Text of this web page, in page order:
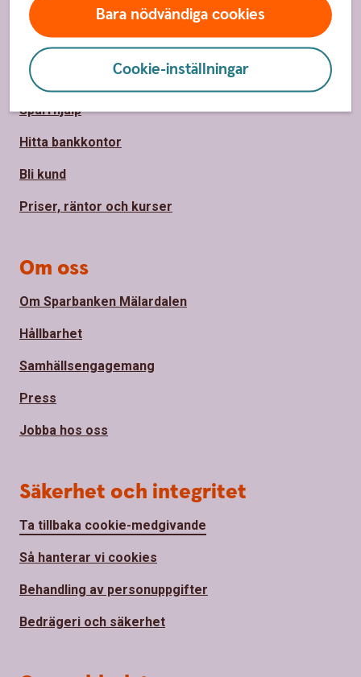
Bara nödvändiga cookies
Cookie-inställningar
Sidfot
Hitta snabbt
Kontakt
Spärrhjälp
Hitta bankkontor
Bli kund
Priser, räntor och kurser
Om oss
Om Sparbanken Mälardalen
Hållbarhet
Samhällsengagemang
Press
Jobba hos oss
Säkerhet och integritet
Ta tillbaka cookie-medgivande
Så hanterar vi cookies
Behandling av personuppgifter
Bedrägeri och säkerhet